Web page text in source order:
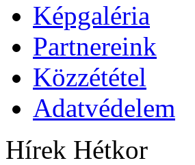
Képgaléria
Partnereink
Közzététel
Adatvédelem
Hírek Hétkor